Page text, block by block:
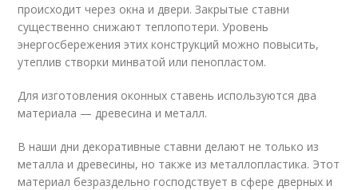
происходит через окна и двери. Закрытые ставни
существенно снижают теплопотери. Уровень
энергосбережения этих конструкций можно повысить,
утеплив створки минватой или пенопластом.
Для изготовления оконных ставень используются два
материала — древесина и металл.
В наши дни декоративные ставни делают не только из
металла и древесины, но также из металлопластика. Этот
материал безраздельно господствует в сфере дверных и